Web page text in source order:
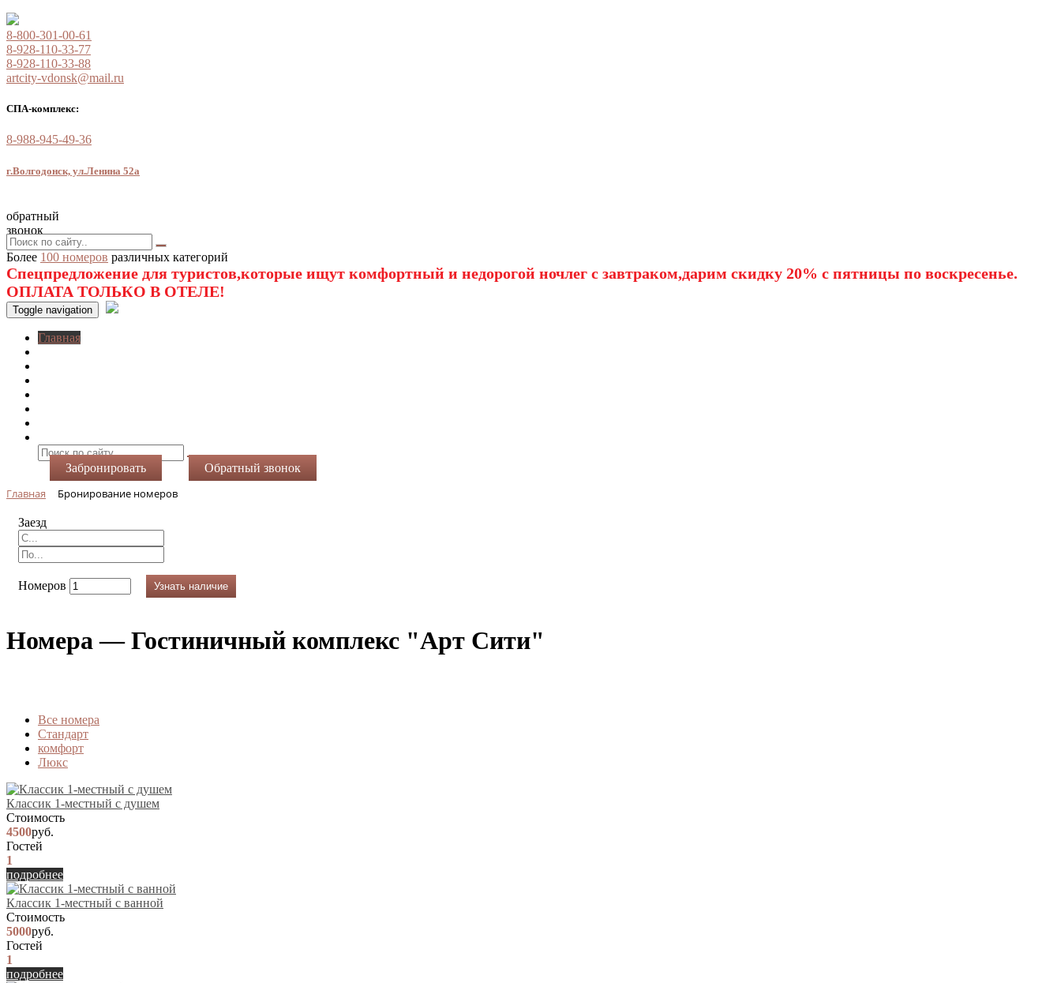
8-800-301-00-61
8-928-110-33-77
8-928-110-33-88
artcity-vdonsk@mail.ru
СПА-комплекс:
8-988-945-49-36
г.Волгодонск, ул.Ленина 52а
обратный
звонок
Более 100 номеров различных категорий
Спецпредложение для туристов,которые ищут комфортный и недорогой ночлег с завтраком,дарим скидку 20% с пятницы по воскресенье.
ОПЛАТА ТОЛЬКО В ОТЕЛЕ!
Toggle navigation
Главная
Забронировать Обратный звонок
Главная Бронирование номеров
Заезд
Номеров Узнать наличие
Номера — Гостиничный комплекс "Арт Сити"
Вcе номера
Стандарт
комфорт
Люкс
Классик 1-местный с душем
Стоимость
4500руб.
Гостей
1
подробнее
Классик 1-местный с ванной
Стоимость
5000руб.
Гостей
1
подробнее